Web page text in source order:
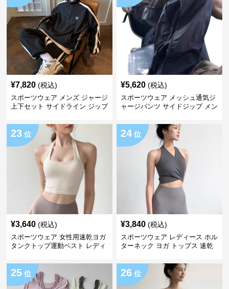
¥7,820 (税込)
スポーツウェア メンズ ジャージ
上下セット サイドライン ジップ
¥5,620 (税込)
スポーツウェア メッシュ通気ジ
ャージパンツ サイドジップ メン
23 位
¥3,640 (税込)
スポーツウェア 女性用速乾ヨガ
タンクトップ運動ベスト レディ
24 位
¥3,840 (税込)
スポーツウェア レディース ホル
ターネック ヨガ トップス 速乾
25 位 26 位